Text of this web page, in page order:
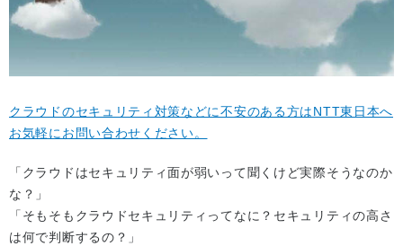
クラウドのセキュリティ対策などに不安のある方はNTT東日本へ
お気軽にお問い合わせください。
「クラウドはセキュリティ面が弱いって聞くけど実際そうなのか
な？」
「そもそもクラウドセキュリティってなに？セキュリティの高さ
は何で判断するの？」